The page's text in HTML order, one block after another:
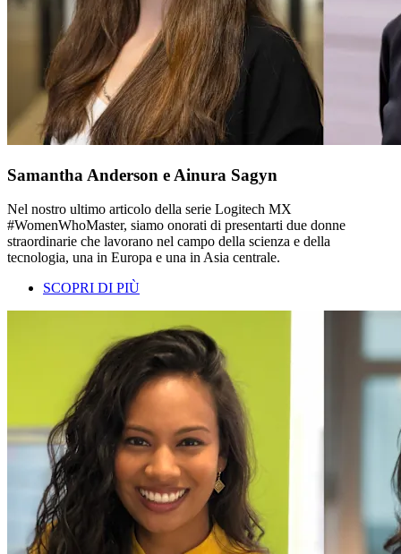
Samantha Anderson e Ainura Sagyn
Nel nostro ultimo articolo della serie Logitech MX
#WomenWhoMaster, siamo onorati di presentarti due donne
straordinarie che lavorano nel campo della scienza e della
tecnologia, una in Europa e una in Asia centrale.
SCOPRI DI PIÙ